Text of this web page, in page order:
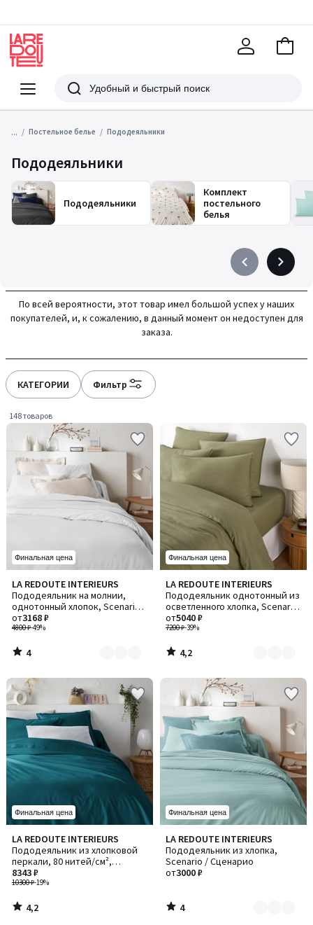
Меню
Redoute
Поиск
В
... Постельное белье Пододеяльники
Пододеяльники
Пододеяльники
Комплект
постельного
белья
Précédent
à
gauche
Suivant
à
droite
По всей вероятности, этот товар имел большой успех у наших
покупателей, и, к сожалению, в данный момент он недоступен для
заказа.
КАТЕГОРИИ Фильтр
148 товаров
Финальная цена
LA REDOUTE INTERIEURS
Пододеяльник на молнии,
однотонный хлопок, Scenario /
Сценарио
4800 ₽-49%
от3168 ₽
4
/
5
Количество
цветов:
4
4
/
Финальная цена
LA REDOUTE INTERIEURS
Пододеяльник однотонный из
осветленного хлопка, Scenario
/ Сценарио
7200 ₽-39%
от5040 ₽
4,2
/ 5
Количество
цветов:
8
4,2
/
Финальная цена
LA REDOUTE INTERIEURS
Пододеяльник из хлопковой
перкали, 80 нитей/см²,
Scenario / Сценарио
10300 ₽-19%
8343 ₽
4,2
/ 5
4,2
/
Финальная цена
LA REDOUTE INTERIEURS
Пододеяльник из хлопка,
Scenario / Сценарио
от3000 ₽
4
/
5
Количество
цветов:
10
4
/